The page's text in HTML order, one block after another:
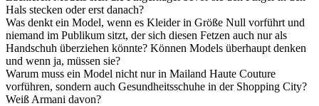
Hals stecken oder erst danach?
Was denkt ein Model, wenn es Kleider in Größe Null vorführt und
niemand im Publikum sitzt, der sich diesen Fetzen auch nur als
Handschuh überziehen könnte? Können Models überhaupt denken
und wenn ja, müssen sie?
Warum muss ein Model nicht nur in Mailand Haute Couture
vorführen, sondern auch Gesundheitsschuhe in der Shopping City?
Weiß Armani davon?